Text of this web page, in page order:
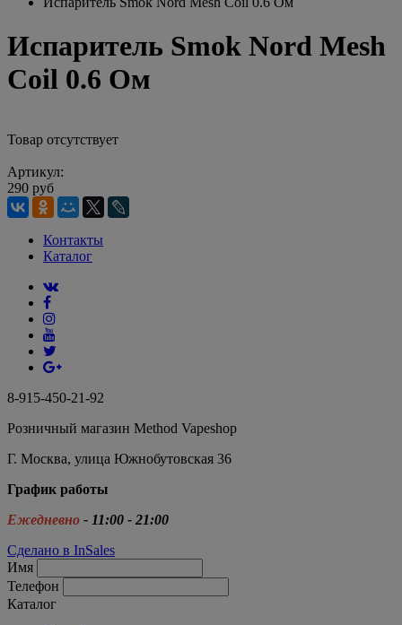
Испаритель Smok Nord Mesh
Coil 0.6 Ом
Товар отсутствует
Артикул:
290 руб
Контакты
Каталог
8-915-450-21-92
Розничный магазин Method Vapeshop
Г. Москва, улица Южнобутовская 36
График работы
Ежедневно - 11:00 - 21:00
Сделано в InSales
Имя
Телефон
Каталог